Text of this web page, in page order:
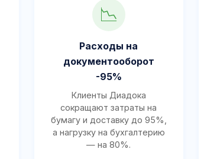
📉
Расходы на
документооборот
-95%
Клиенты Диадока
сокращают затраты на
бумагу и доставку до 95%,
а нагрузку на бухгалтерию
— на 80%.